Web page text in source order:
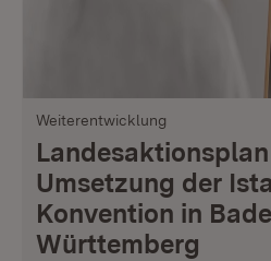
Weiterentwicklung
Umsetzung der
Konvention in
Württemberg